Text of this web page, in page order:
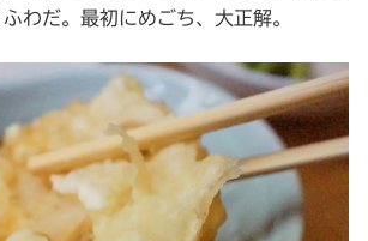
わだ。最初にめごち、大正解。